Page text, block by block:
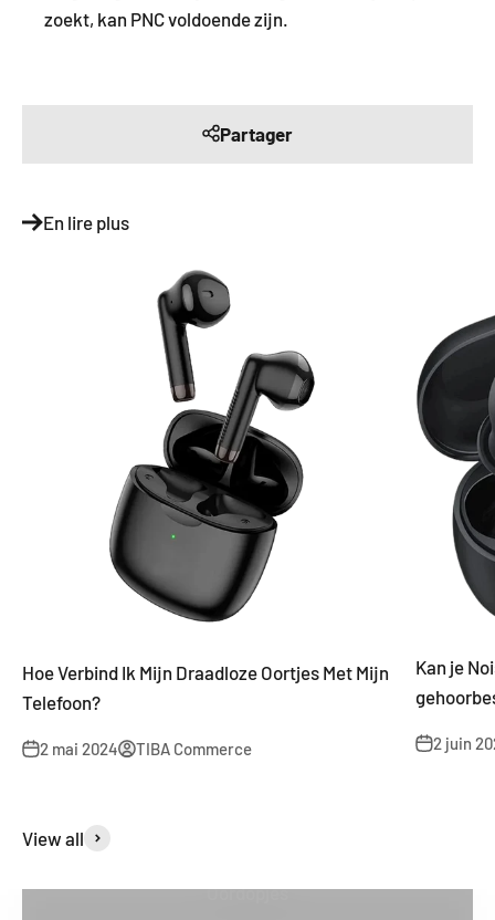
zoekt, kan PNC voldoende zijn.
Partager
En lire plus
Hoe Verbind Ik Mijn Draadloze Oortjes Met Mijn
Telefoon?
2 mai 2024 TIBA Commerce
Kan je
2 juin
View all
Oordopjes